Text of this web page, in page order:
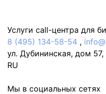
Услуги call-центра для
8 (495) 134-58-54 ,
ул. Дубининская, дом
RU
Мы в социальных сетях